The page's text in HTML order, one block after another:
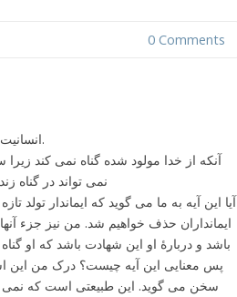
0 Comments
انسانیت کهنه ما در مسیح مرده است تا انسان جدیدی در ما زاده شود.
نمی تواند در گناه
آیا این آیه به ما می گوید که ایماندار تولد
ایمانداران حذف خواهیم شد. من نیز جزء
باشد و دربارۀ او این شهادت باشد که او
پس معنایی این آیه چیست؟ درک من این
سخن می گوید. این طبیعتی است که نمی